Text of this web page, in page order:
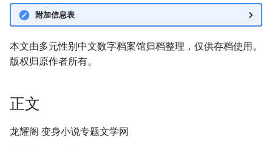
附加信息表
本文由多元性别中文数字档案馆归档整理，仅供存档使用。
版权归原作者所有。
正文
龙耀阁 变身小说专题文学网